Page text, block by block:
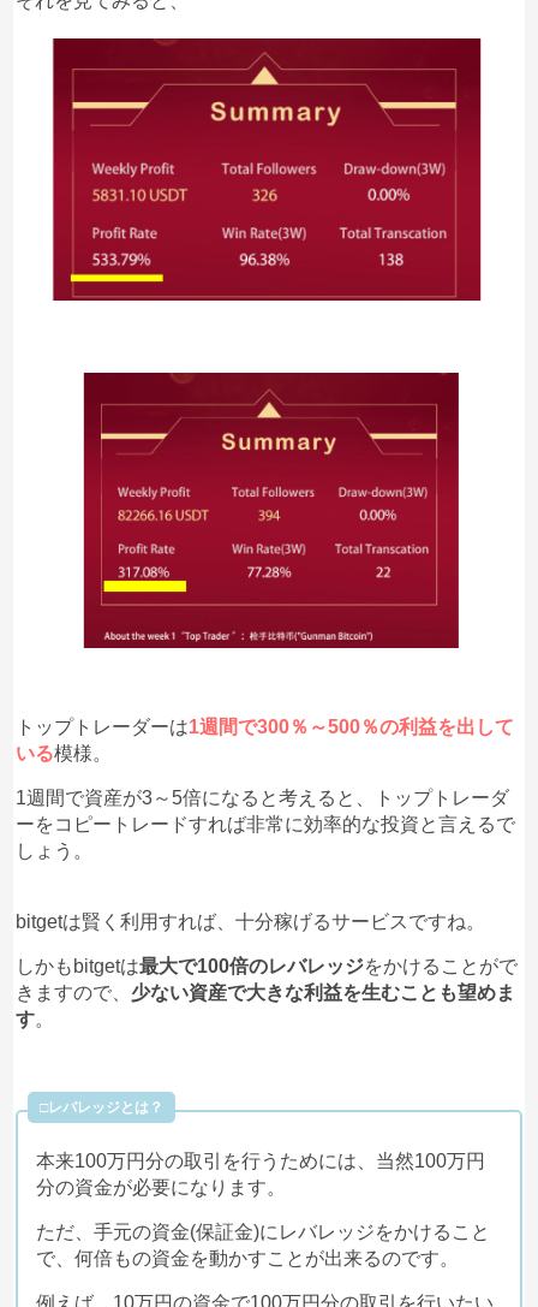
トップトレーダーは1週間で300％～500％の利益を出して
いる模様。
1週間で資産が3～5倍になると考えると、トップトレーダ
ーをコピートレードすれば非常に効率的な投資と言えるで
しょう。
bitgetは賢く利用すれば、十分稼げるサービスですね。
しかもbitgetは最大で100倍のレバレッジをかけることがで
きますので、 少ない資産で大きな利益を生むことも望めま
す。
□レバレッジとは？
本来100万円分の取引を行うためには、当然100万円
分の資金が必要になります。
ただ、手元の資金(保証金)にレバレッジをかけること
で、何倍もの資金を動かすことが出来るのです。
例えば、10万円の資金で100万円分の取引を行いたい